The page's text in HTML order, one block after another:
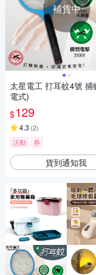
補貨中
太星電工 打耳蚊4號 捕
電式)
$129
4.3 (2)
活動 券
貨到通知我